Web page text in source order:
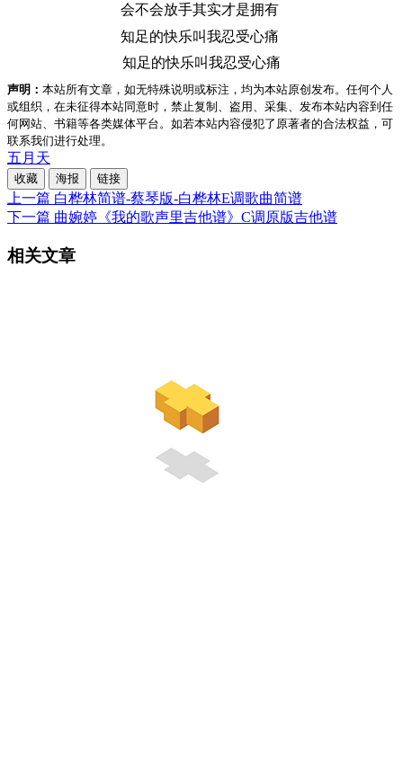
会不会放手其实才是拥有
知足的快乐叫我忍受心痛
知足的快乐叫我忍受心痛
声明： 本站所有文章，如无特殊说明或标注，均为本站原创发布。任何个人
或组织，在未征得本站同意时，禁止复制、盗用、采集、发布本站内容到任
何网站、书籍等各类媒体平台。如若本站内容侵犯了原著者的合法权益，可
联系我们进行处理。
五月天
收藏 海报 链接
上一篇 白桦林简谱-蔡琴版-白桦林E调歌曲简谱
下一篇 曲婉婷《我的歌声里吉他谱》C调原版吉他谱
相关文章